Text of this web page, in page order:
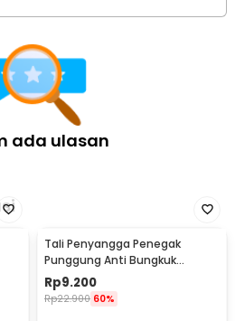
ada ulasan
Tali Penyangga Penegak
Punggung Anti Bungkuk
Posture Corrector Size S
Rp9.200
Rp22.900 60%